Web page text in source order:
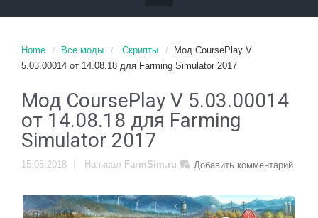
Home Все моды Скрипты
Мод CoursePlay V
5.03.00014 от 14.08.18 для Farming Simulator 2017
Мод CoursePlay V 5.03.00014
от 14.08.18 для Farming
Simulator 2017
15.08.2018 Добавить комментарий
Написал FarmSim.ru